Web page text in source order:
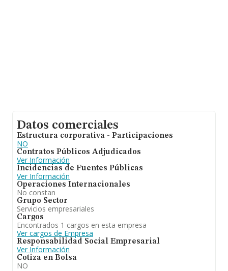
Datos comerciales
Estructura corporativa - Participaciones
NO
Contratos Públicos Adjudicados
Ver Información
Incidencias de Fuentes Públicas
Ver Información
Operaciones Internacionales
No constan
Grupo Sector
Servicios empresariales
Cargos
Encontrados 1 cargos en esta empresa
Ver cargos de Empresa
Responsabilidad Social Empresarial
Ver Información
Cotiza en Bolsa
NO